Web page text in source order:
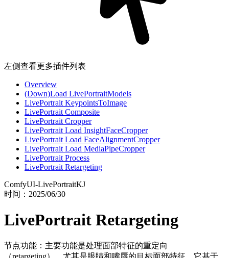
左侧查看更多插件列表
Overview
(Down)Load LivePortraitModels
LivePortrait KeypointsToImage
LivePortrait Composite
LivePortrait Cropper
LivePortrait Load InsightFaceCropper
LivePortrait Load FaceAlignmentCropper
LivePortrait Load MediaPipeCropper
LivePortrait Process
LivePortrait Retargeting
ComfyUI-LivePortraitKJ
时间： 2025/06/30
LivePortrait Retargeting
节点功能：主要功能是处理面部特征的重定向
（retargeting），尤其是眼睛和嘴唇的目标面部特征。它基于